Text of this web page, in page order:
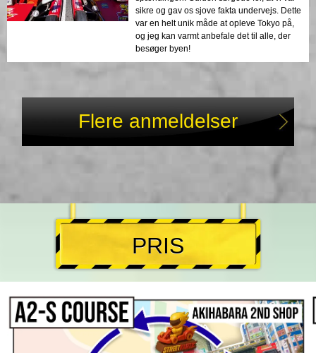
sikre og gav os sjove fakta undervejs. Dette
var en helt unik måde at opleve Tokyo på,
og jeg kan varmt anbefale det til alle, der
besøger byen!
Flere anmeldelser
PRIS